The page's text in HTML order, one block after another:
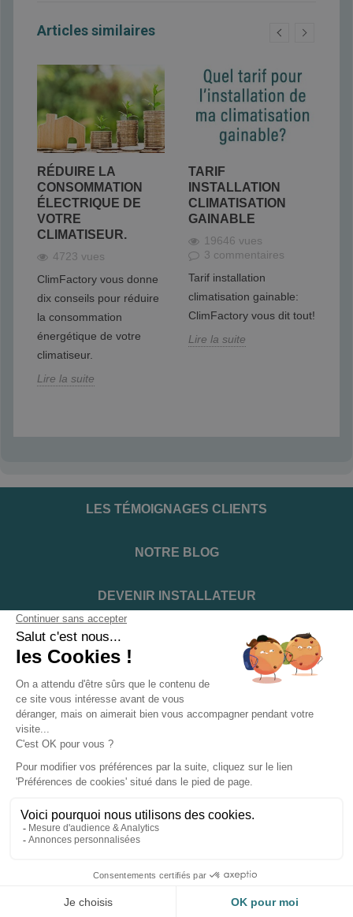
Articles similaires
RÉDUIRE LA
CONSOMMATION
ÉLECTRIQUE DE
VOTRE
CLIMATISEUR.
4723 vues
ClimFactory vous donne
dix conseils pour réduire
la consommation
énergétique de votre
climatiseur.
Lire la suite
TARIF
INSTALLATION
CLIMATISATION
GAINABLE
19646 vues
3 commentaires
Tarif installation
climatisation gainable:
ClimFactory vous dit tout!
Lire la suite
LES TÉMOIGNAGES CLIENTS
NOTRE BLOG
DEVENIR INSTALLATEUR
NOTRE SERVICE APRÈS VENTE
NOS PARTENAIRES OFFICIELS
INFORMATIONS ET CONDITIONS
Suivez-nous sur les réseaux sociaux
© 2026 - ClimFactory